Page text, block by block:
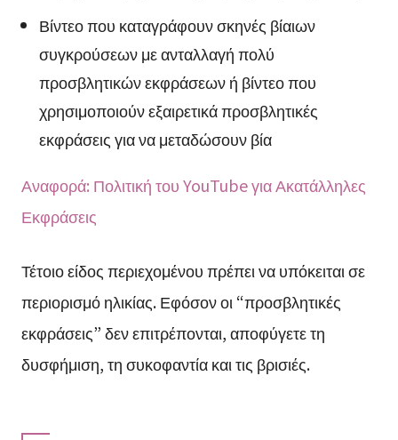
Βίντεο που καταγράφουν σκηνές βίαιων
συγκρούσεων με ανταλλαγή πολύ
προσβλητικών εκφράσεων ή βίντεο που
χρησιμοποιούν εξαιρετικά προσβλητικές
εκφράσεις για να μεταδώσουν βία
Αναφορά: Πολιτική του YouTube για Ακατάλληλες
Εκφράσεις
Τέτοιο είδος περιεχομένου πρέπει να υπόκειται σε
περιορισμό ηλικίας. Εφόσον οι “προσβλητικές
εκφράσεις” δεν επιτρέπονται, αποφύγετε τη
δυσφήμιση, τη συκοφαντία και τις βρισιές.